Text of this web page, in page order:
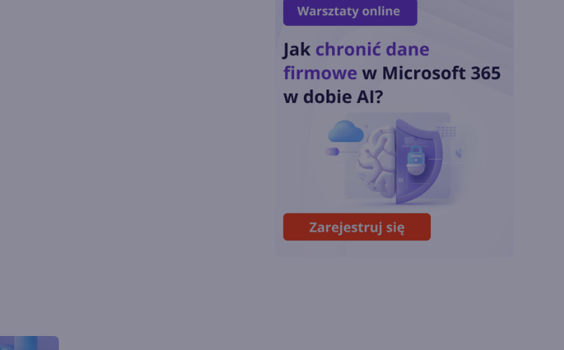
Microsoft udostępnia
silnik GitHub Copilot
w Copilot Studio
model Astra.
Rozwiązał 10 starych
problemów
matematycznych
Zatrzęsienie nowości
w Microsoft Teams.
Zmiany z lipca 2026 r.